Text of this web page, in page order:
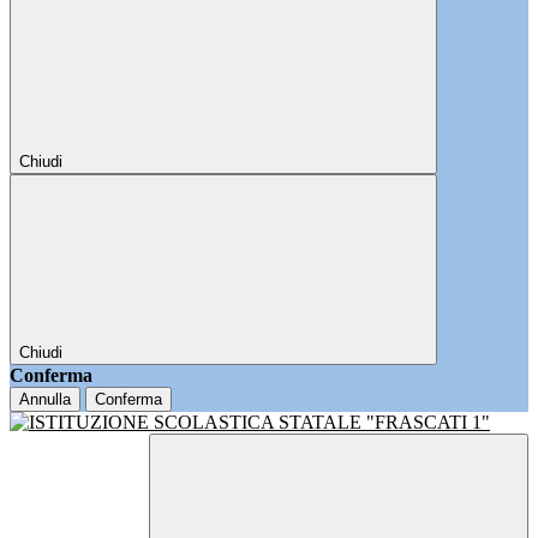
Chiudi
Chiudi
Conferma
Annulla Conferma